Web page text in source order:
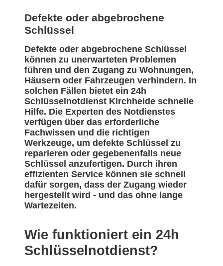
Defekte oder abgebrochene
Schlüssel
Defekte oder abgebrochene Schlüssel
können zu unerwarteten Problemen
führen und den Zugang zu Wohnungen,
Häusern oder Fahrzeugen verhindern. In
solchen Fällen bietet ein 24h
Schlüsselnotdienst Kirchheide schnelle
Hilfe. Die Experten des Notdienstes
verfügen über das erforderliche
Fachwissen und die richtigen
Werkzeuge, um defekte Schlüssel zu
reparieren oder gegebenenfalls neue
Schlüssel anzufertigen. Durch ihren
effizienten Service können sie schnell
dafür sorgen, dass der Zugang wieder
hergestellt wird - und das ohne lange
Wartezeiten.
Wie funktioniert ein 24h
Schlüsselnotdienst?